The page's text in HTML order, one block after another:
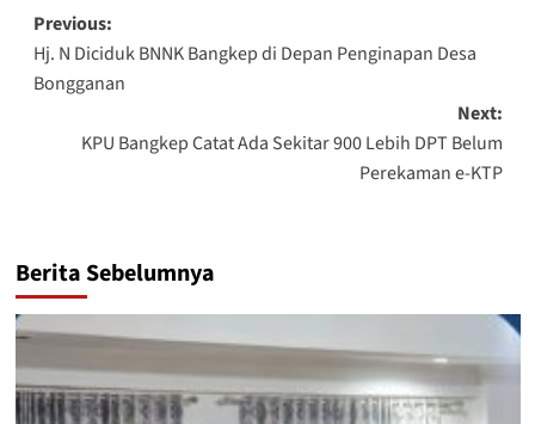
Post
navigation
Previous:
Hj. N Diciduk BNNK Bangkep di Depan Penginapan Desa
Bongganan
Next:
KPU Bangkep Catat Ada Sekitar 900 Lebih DPT Belum
Perekaman e-KTP
Berita Sebelumnya